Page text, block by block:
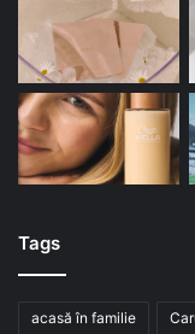
Tags
acasă în familie